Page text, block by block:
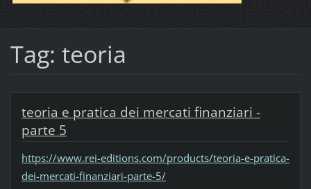
Tag: teoria
teoria e pratica dei mercati finanziari -
parte 5
https://www.rei-editions.com/products/teoria-e-pratica-
dei-mercati-finanziari-parte-5/